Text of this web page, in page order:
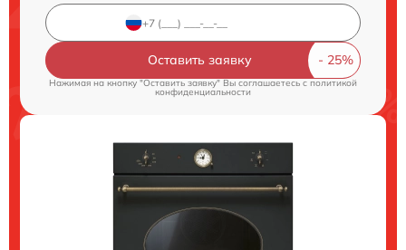
Оставить заявку
Нажимая на кнопку "Оставить заявку" Вы соглашаетесь cполитикой
конфиденциальности